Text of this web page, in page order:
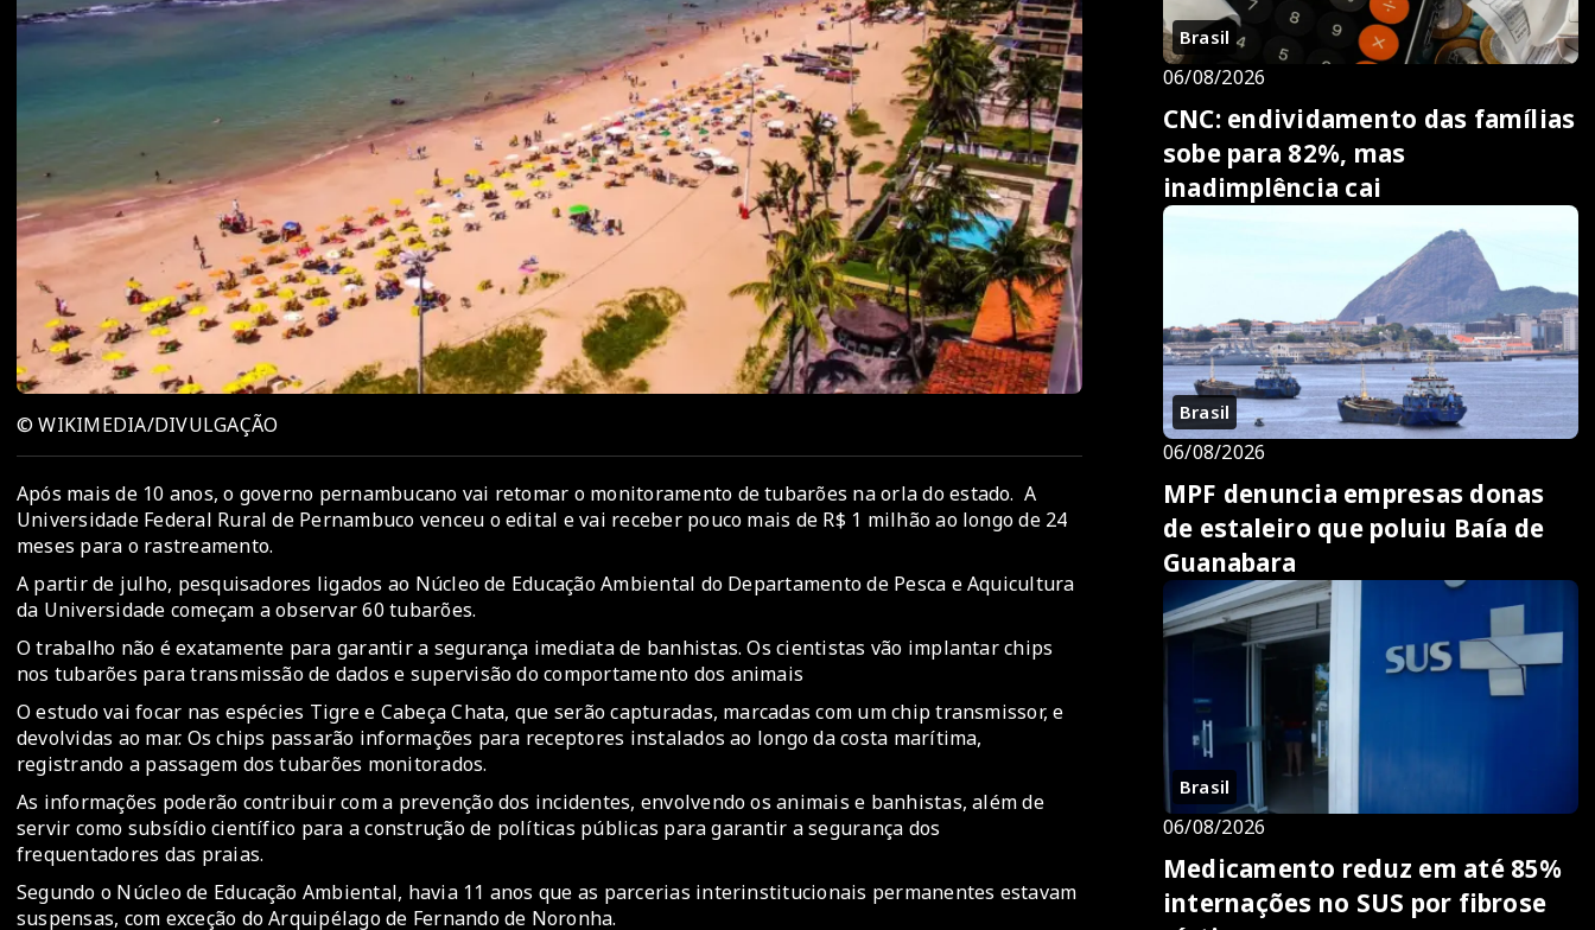
© WIKIMEDIA/DIVULGAÇÃO
Após mais de 10 anos, o governo pernambucano vai retomar o monitoramento de tubarões na orla do estado. A
Universidade Federal Rural de Pernambuco venceu o edital e vai receber pouco mais de R$ 1 milhão ao longo de 24
meses para o rastreamento.
A partir de julho, pesquisadores ligados ao Núcleo de Educação Ambiental do Departamento de Pesca e Aquicultura
da Universidade começam a observar 60 tubarões.
O trabalho não é exatamente para garantir a segurança imediata de banhistas. Os cientistas vão implantar chips
nos tubarões para transmissão de dados e supervisão do comportamento dos animais
O estudo vai focar nas espécies Tigre e Cabeça Chata, que serão capturadas, marcadas com um chip transmissor, e
devolvidas ao mar. Os chips passarão informações para receptores instalados ao longo da costa marítima,
registrando a passagem dos tubarões monitorados.
As informações poderão contribuir com a prevenção dos incidentes, envolvendo os animais e banhistas, além de
servir como subsídio científico para a construção de políticas públicas para garantir a segurança dos
frequentadores das praias.
Segundo o Núcleo de Educação Ambiental, havia 11 anos que as parcerias interinstitucionais permanentes estavam
suspensas, com exceção do Arquipélago de Fernando de Noronha.
Brasil
06/08/2026
CNC: endividamento das famílias
sobe para 82%, mas
inadimplência cai
Brasil
06/08/2026
MPF denuncia empresas donas
de estaleiro que poluiu Baía de
Guanabara
Brasil
06/08/2026
Medicamento reduz em até 85%
internações no SUS por fibrose